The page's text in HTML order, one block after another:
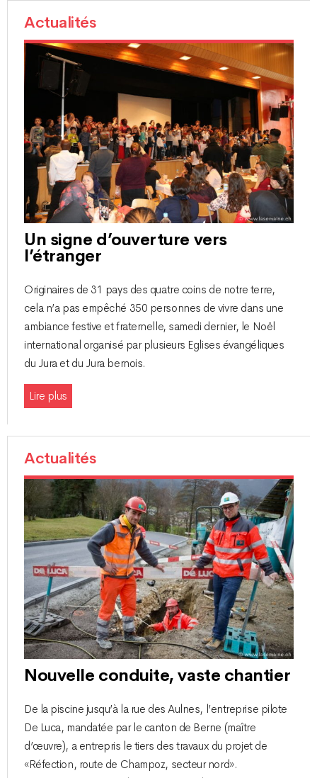
Actualités
Un signe d’ouverture vers
l’étranger
Originaires de 31 pays des quatre coins de notre terre,
cela n’a pas empêché 350 personnes de vivre dans une
ambiance festive et fraternelle, samedi dernier, le Noël
international organisé par plusieurs Eglises évangéliques
du Jura et du Jura bernois.
Lire plus
Actualités
Nouvelle conduite, vaste chantier
De la piscine jusqu’à la rue des Aulnes, l’entreprise pilote
De Luca, mandatée par le canton de Berne (maître
d’œuvre), a entrepris le tiers des travaux du projet de
«Réfection, route de Champoz, secteur nord».